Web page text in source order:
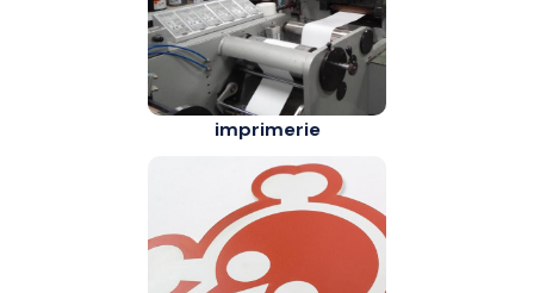
imprimerie